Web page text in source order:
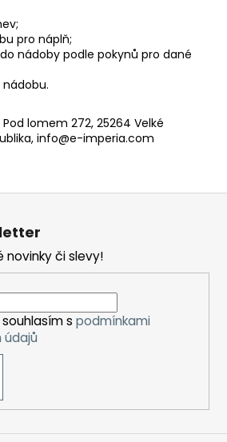
pro náplň;
nádoby podle pokynů pro dané
Pod lomem 272, 25264 Velké
info@e-imperia.com
novinky či slevy!
s podmínkami
údajů